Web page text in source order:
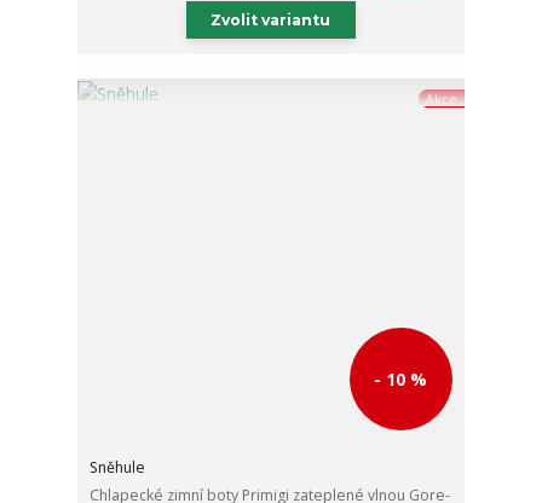
Zvolit variantu
Akce
- 10 %
Sněhule
Chlapecké zimní boty Primigi zateplené vlnou Gore-